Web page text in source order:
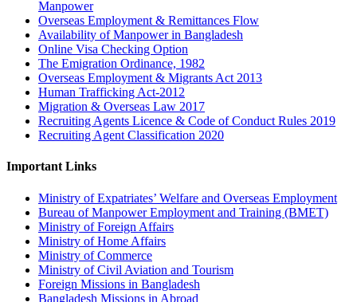
Manpower
Overseas Employment & Remittances Flow
Availability of Manpower in Bangladesh
Online Visa Checking Option
The Emigration Ordinance, 1982
Overseas Employment & Migrants Act 2013
Human Trafficking Act-2012
Migration & Overseas Law 2017
Recruiting Agents Licence & Code of Conduct Rules 2019
Recruiting Agent Classification 2020
Important Links
Ministry of Expatriates’ Welfare and Overseas Employment
Bureau of Manpower Employment and Training (BMET)
Ministry of Foreign Affairs
Ministry of Home Affairs
Ministry of Commerce
Ministry of Civil Aviation and Tourism
Foreign Missions in Bangladesh
Bangladesh Missions in Abroad